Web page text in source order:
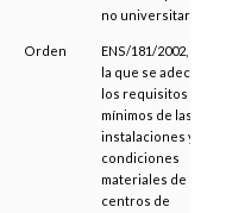
no universitarios.
Orden
ENS/181/2002, por
la que se adecuan
los requisitos
mínimos de las
instalaciones y las
condiciones
materiales de los
centros de